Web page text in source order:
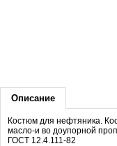
Описание
Костюм для нефтяника.
масло-и во доупорной
ГОСТ 12.4.111-82